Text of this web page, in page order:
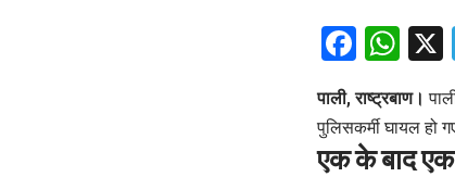
पाली, राष्ट्रबाण।
पुलिसकर्मी घायल हो
एक के बाद एक